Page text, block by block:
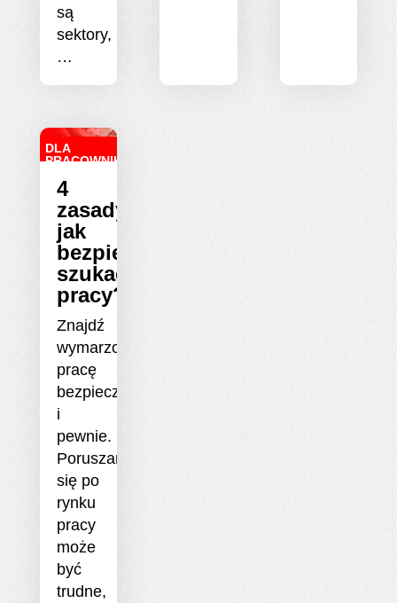
są
sektory,
…
DLA
PRACOWNIKA
4
zasady
jak
bezpiecznie
szukać
pracy?
Znajdź
wymarzoną
pracę
bezpiecznie
i
pewnie.
Poruszanie
się po
rynku
pracy
może
być
trudne,